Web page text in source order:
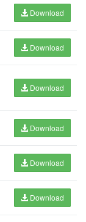
Download
Download
Download
Download
Download
Download